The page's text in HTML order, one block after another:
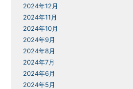
2024年12月
2024年11月
2024年10月
2024年9月
2024年8月
2024年7月
2024年6月
2024年5月